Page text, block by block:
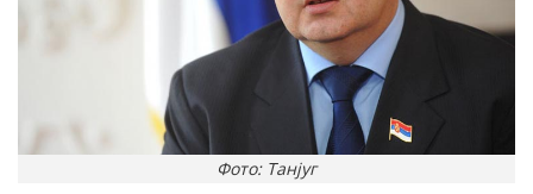
Фото: Танјуг